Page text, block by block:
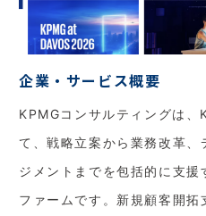
企業・サービス概要
KPMGコンサルティングは、
て、戦略立案から業務改革、
ジメントまでを包括的に支
ファームです。新規顧客開